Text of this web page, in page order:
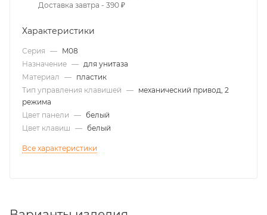
Доставка завтра - 390 ₽
Характеристики
Серия — M08
Назначение — для унитаза
Материал — пластик
Тип управления клавишей — механический привод, 2
режима
Цвет панели — белый
Цвет клавиш — белый
Все характеристики